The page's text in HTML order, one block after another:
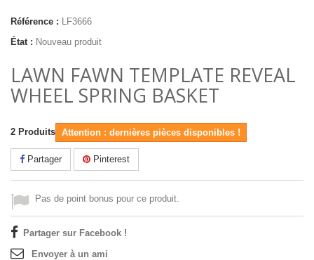
Référence : LF3666
État : Nouveau produit
LAWN FAWN TEMPLATE REVEAL
WHEEL SPRING BASKET
2 Produits Attention : dernières pièces disponibles !
Partager Pinterest
Pas de point bonus pour ce produit.
Partager sur Facebook !
Envoyer à un ami